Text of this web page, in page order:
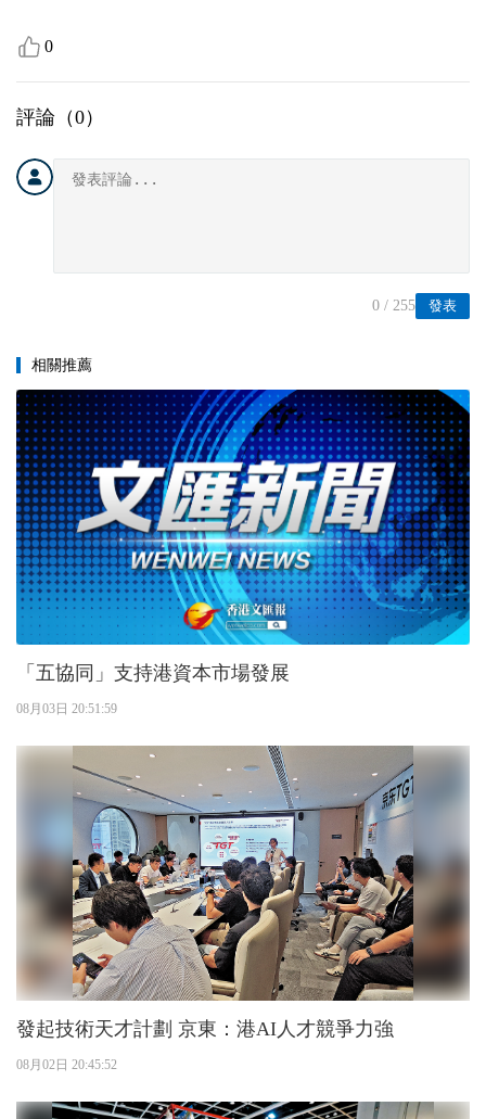
0
評論（0）
發表
0 / 255
相關推薦
「五協同」支持港資本市場發展
08月03日 20:51:59
發起技術天才計劃 京東：港AI人才競爭力強
08月02日 20:45:52